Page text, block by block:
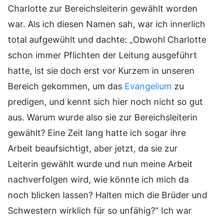
Charlotte zur Bereichsleiterin gewählt worden
war. Als ich diesen Namen sah, war ich innerlich
total aufgewühlt und dachte: „Obwohl Charlotte
schon immer Pflichten der Leitung ausgeführt
hatte, ist sie doch erst vor Kurzem in unseren
Bereich gekommen, um das Evangelium zu
predigen, und kennt sich hier noch nicht so gut
aus. Warum wurde also sie zur Bereichsleiterin
gewählt? Eine Zeit lang hatte ich sogar ihre
Arbeit beaufsichtigt, aber jetzt, da sie zur
Leiterin gewählt wurde und nun meine Arbeit
nachverfolgen wird, wie könnte ich mich da
noch blicken lassen? Halten mich die Brüder und
Schwestern wirklich für so unfähig?“ Ich war